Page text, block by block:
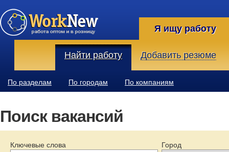
Я ищу работу
Найти работу Добавить резюме
По разделам По городам По компаниям
Поиск вакансий
Ключевые слова Город